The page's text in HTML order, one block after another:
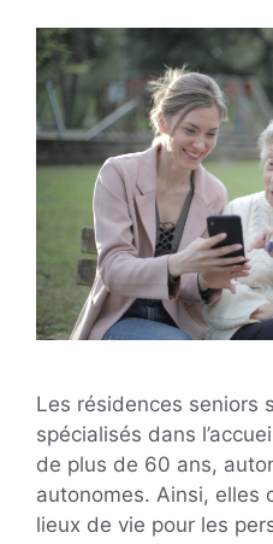
Les résidences seniors
spécialisés dans
de plus de 60 ans,
autonomes. Ainsi, elles
lieux de vie pour les